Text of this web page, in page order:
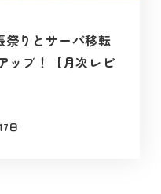
祭りとサーバ移転
ップ！【月次レビ
日